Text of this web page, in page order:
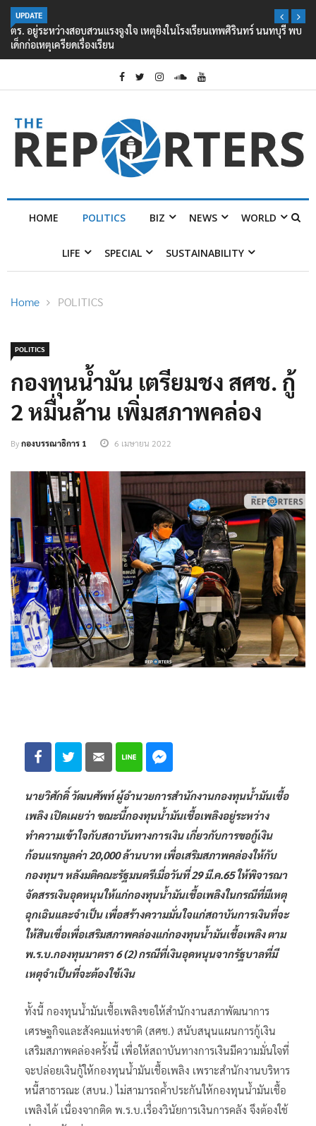
UPDATE
ตร. อยู่ระหว่างสอบสวนแรงจูงใจ เหตุยิงในโรงเรียนเทพศิรินทร์ นนทบุรี พบ
เด็กก่อเหตุเครียดเรื่องเรียน
HOME POLITICS BIZ NEWS WORLD
LIFE SPECIAL SUSTAINABILITY
Home POLITICS
POLITICS
กองทุนน้ำมัน เตรียมชง สศช. กู้
2 หมื่นล้าน เพิ่มสภาพคล่อง
Byกองบรรณาธิการ 1 6 เมษายน 2022
นายวิศักดิ์ วัฒนศัพท์ ผู้อำนวยการสำนักงานกองทุนน้ำมันเชื้อ
เพลิง เปิดเผยว่า ขณะนี้กองทุนน้ำมันเชื้อเพลิงอยู่ระหว่าง
ทำความเข้าใจกับสถาบันทางการเงิน เกี่ยวกับการขอกู้เงิน
ก้อนแรกมูลค่า 20,000 ล้านบาท เพื่อเสริมสภาพคล่องให้กับ
กองทุนฯ หลังมติคณะรัฐมนตรีเมื่อวันที่ 29 มี.ค.65 ให้พิจารณา
จัดสรรเงินอุดหนุนให้แก่กองทุนน้ำมันเชื้อเพลิงในกรณีที่มีเหตุ
ฉุกเฉินและจำเป็น เพื่อสร้างความมั่นใจแก่สถาบันการเงินที่จะ
ให้สินเชื่อเพื่อเสริมสภาพคล่องแก่กองทุนน้ำมันเชื้อเพลิง ตาม
พ.ร.บ.กองทุนมาตรา 6 (2) กรณีที่เงินอุดหนุนจากรัฐบาลที่มี
เหตุจำเป็นที่จะต้องใช้เงิน
ทั้งนี้ กองทุนน้ำมันเชื้อเพลิงขอให้สำนักงานสภาพัฒนาการ
เศรษฐกิจและสังคมแห่งชาติ (สศช.) สนับสนุนแผนการกู้เงิน
เสริมสภาพคล่องครั้งนี้ เพื่อให้สถาบันทางการเงินมีความมั่นใจที่
จะปล่อยเงินกู้ให้กองทุนน้ำมันเชื้อเพลิง เพราะสำนักงานบริหาร
หนี้สาธารณะ (สบน.) ไม่สามารถค้ำประกันให้กองทุนน้ำมันเชื้อ
เพลิงได้ เนื่องจากติด พ.ร.บ.เรื่องวินัยการเงินการคลัง จึงต้องใช้